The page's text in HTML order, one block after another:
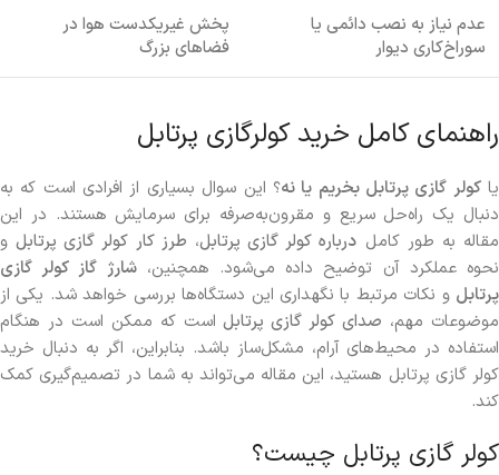
عدم نیاز به نصب دائمی یا
سوراخ‌کاری دیوار
پخش غیریکدست هوا در
فضاهای بزرگ
راهنمای کامل خرید کولرگازی پرتابل
یاکولر گازی پرتابل بخریم یا نه؟ این سوال بسیاری از افرادی است که به
دنبال یک راه‌حل سریع و مقرون‌به‌صرفه برای سرمایش هستند. در این
مقاله به طور کامل درباره کولر گازی پرتابل، طرز کار کولر گازی پرتابلو
نحوه عملکرد آن توضیح داده می‌شود. همچنین،شارژ گاز کولر گازی
پرتابل و نکات مرتبط با نگهداری این دستگاه‌ها بررسی خواهد شد. یکی از
موضوعات مهم، صدای کولر گازی پرتابلاست که ممکن است در هنگام
استفاده در محیط‌های آرام، مشکل‌ساز باشد. بنابراین، اگر به دنبال خرید
کولر گازی پرتابل هستید، این مقاله می‌تواند به شما در تصمیم‌گیری کمک
کند.
کولر گازی پرتابل چیست؟